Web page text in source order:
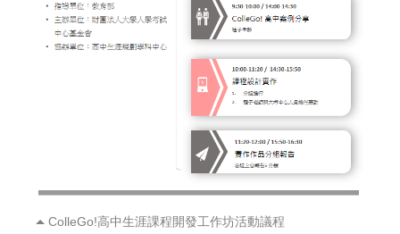
ColleGo!高中生涯課程開發工作坊活動議程